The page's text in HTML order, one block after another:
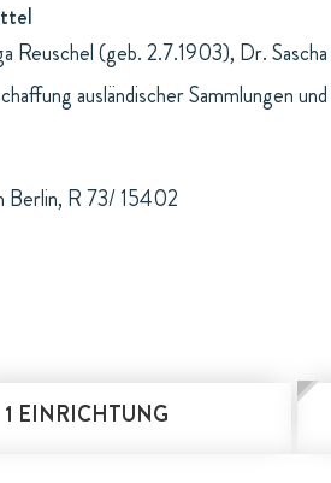
(geb. 2.7.1903), Dr.
ausländischer Sammlungen
Berlin, R 73/ 15402
1 EINRICHTUNG